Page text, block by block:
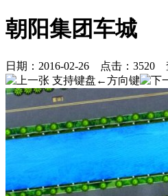
朝阳集团车城
日期： 2016-02-26 点击： 3520